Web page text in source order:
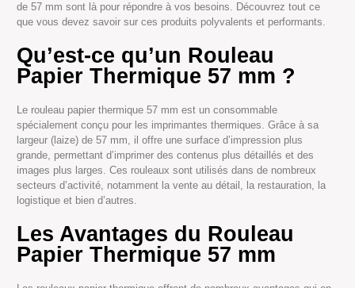
de 57 mm sont là pour répondre à vos besoins. Découvrez tout ce
que vous devez savoir sur ces produits polyvalents et performants.
Qu’est-ce qu’un Rouleau
Papier Thermique 57 mm ?
Le rouleau papier thermique 57 mm est un consommable
spécialement conçu pour les imprimantes thermiques. Grâce à sa
largeur (laize) de 57 mm, il offre une surface d’impression plus
grande, permettant d’imprimer des contenus plus détaillés et des
images plus larges. Ces rouleaux sont utilisés dans de nombreux
secteurs d’activité, notamment la vente au détail, la restauration, la
logistique et bien d’autres.
Les Avantages du Rouleau
Papier Thermique 57 mm